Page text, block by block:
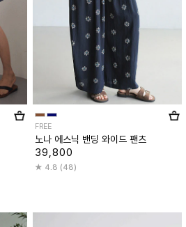
FREE
노나 에스닉 밴딩 와이드 팬츠
39,800
4.8 (48)